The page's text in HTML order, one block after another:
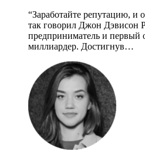
“Заработайте репутацию, и
так говорил Джон Дэвисон
предприниматель и
миллиардер. Достигнув…